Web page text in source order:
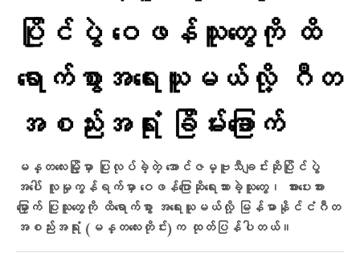
ပြိုင်ပွဲ ဝေဖန်သူတွေကို ထိ
ရောက်စွာအရေးယူမယ်လို့ ဂီတ
အစည်းအရုံး ခြိမ်းခြောက်
မန္တလေးမြို့မှာ ပြုလုပ်ခဲ့တဲ့ အောင်ဇမ္ဗူသီချင်းဆိုပြိုင်ပွဲ
အပေါ် လူမှုကွန်ရက်မှာ ဝေဖန်ပြောဆိုရေးသားခဲ့သူတွေ၊ အားပေးအား
မြှောက် ပြုသူတွေကို ထိရောက်စွာ အရေးယူမယ်လို့ မြန်မာနိုင်ငံဂီတ
အစည်းအရုံး (မန္တလေးတိုင်း)က ထုတ်ပြန်ပါတယ်။